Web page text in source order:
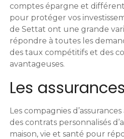
e
s
s
a
g
e
s
comptes épargne et
pour protéger vos
de Settat ont une grande
répondre à toutes les
des taux compétitifs et des
avantageuses.
Les
Les compagnies
des contrats personnalisés
maison, vie et santé pour